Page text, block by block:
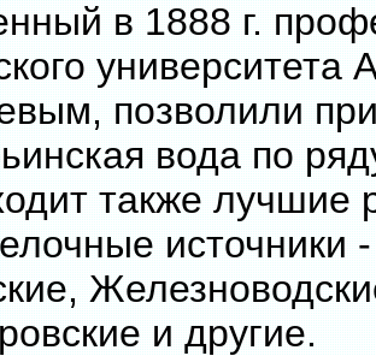
в 1888 г.
университета
позволили
вода по
также лучшие
источники
и другие.